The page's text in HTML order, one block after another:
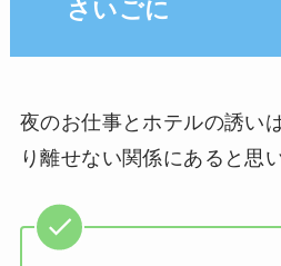
さいごに
夜のお仕事とホテルの誘い
り離せない関係にあると思